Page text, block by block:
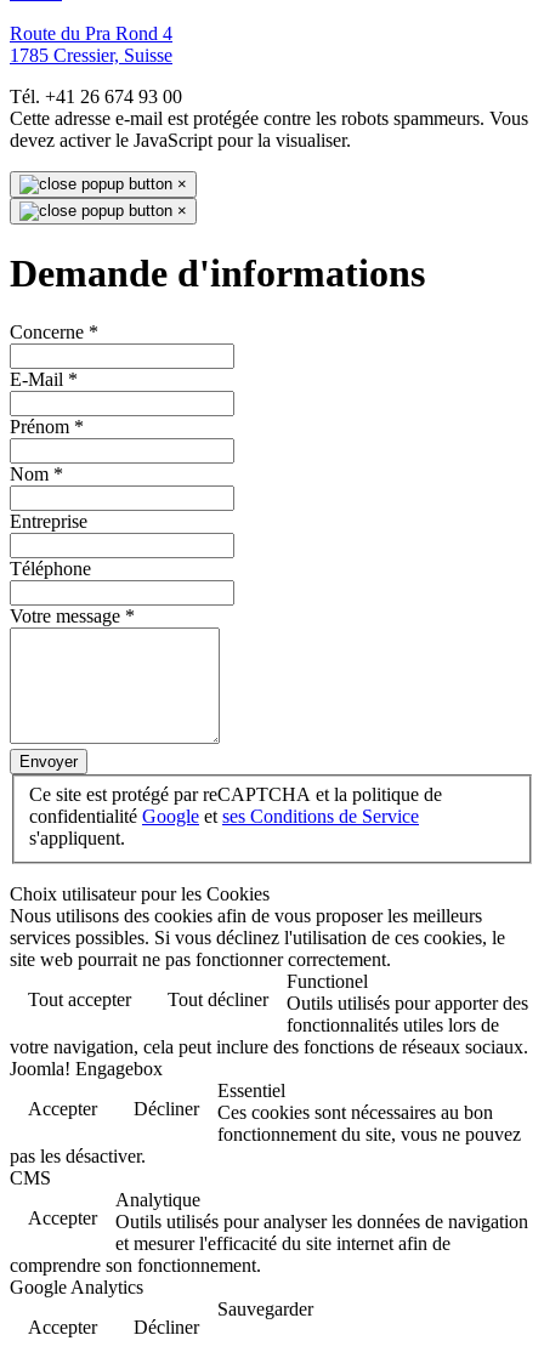
Route du Pra Rond 4
1785 Cressier, Suisse
Tél. +41 26 674 93 00
Cette adresse e-mail est protégée contre les robots spammeurs. Vous
devez activer le JavaScript pour la visualiser.
×
×
Demande d'informations
Concerne *
E-Mail *
Prénom *
Nom *
Entreprise
Téléphone
Votre message *
Envoyer
Ce site est protégé par reCAPTCHA et la politique de
confidentialité Google et ses Conditions de Service
s'appliquent.
Choix utilisateur pour les Cookies
Nous utilisons des cookies afin de vous proposer les meilleurs
services possibles. Si vous déclinez l'utilisation de ces cookies, le
site web pourrait ne pas fonctionner correctement.
Tout accepter
Tout décliner
Functionel
Outils utilisés pour apporter des
fonctionnalités utiles lors de
votre navigation, cela peut inclure des fonctions de réseaux sociaux.
Joomla! Engagebox
Accepter
Décliner
Essentiel
Ces cookies sont nécessaires au bon
fonctionnement du site, vous ne pouvez
pas les désactiver.
CMS
Accepter
Analytique
Outils utilisés pour analyser les données de navigation
et mesurer l'efficacité du site internet afin de
comprendre son fonctionnement.
Google Analytics
Accepter
Décliner
Sauvegarder